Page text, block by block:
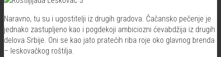
Naravno, tu su i ugostitelji iz drugih gradova. Čačansko pečenje je
jednako zastupljeno kao i pogdekoji ambiciozni ćevabdžija iz drugih
delova Srbije. Oni se kao jato pratećih riba roje oko glavnog brenda
– leskovačkog roštilja.